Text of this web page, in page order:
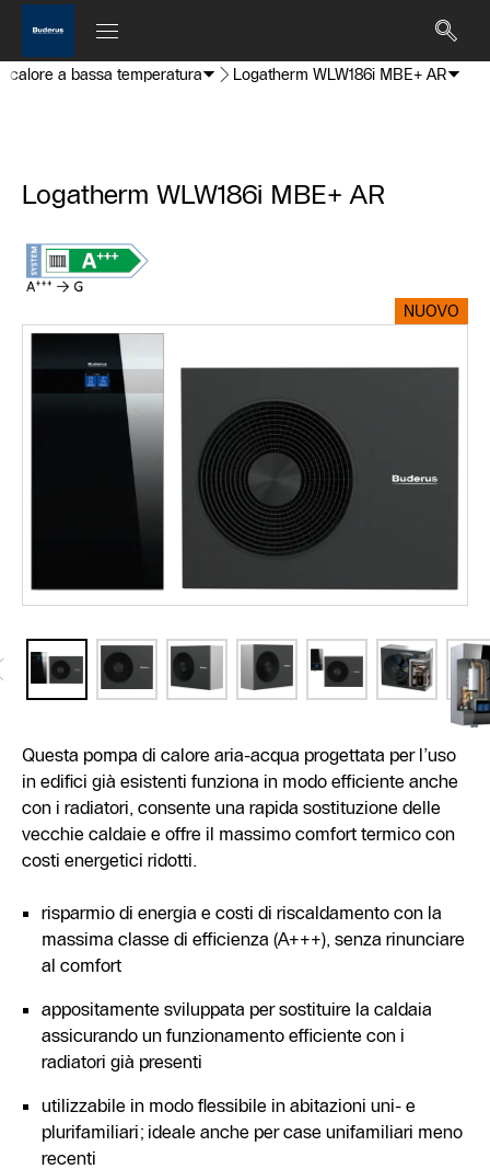
calore a bassa temperatura Logatherm WLW186i MBE+ AR
Logatherm WLW186i MBE+ AR
NUOVO
Questa pompa di calore aria-acqua progettata per l’uso
in edifici già esistenti funziona in modo efficiente anche
con i radiatori, consente una rapida sostituzione delle
vecchie caldaie e offre il massimo comfort termico con
costi energetici ridotti.
risparmio di energia e costi di riscaldamento con la
massima classe di efficienza (A+++), senza rinunciare
al comfort
appositamente sviluppata per sostituire la caldaia
assicurando un funzionamento efficiente con i
radiatori già presenti
utilizzabile in modo flessibile in abitazioni uni- e
plurifamiliari; ideale anche per case unifamiliari meno
recenti